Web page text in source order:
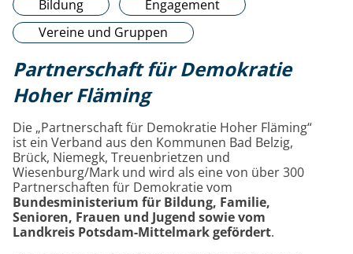
Bildung
Engagement
Vereine und Gruppen
Partnerschaft für Demokratie
Hoher Fläming
Die „Partnerschaft für Demokratie Hoher Fläming“
ist ein Verband aus den Kommunen Bad Belzig,
Brück, Niemegk, Treuenbrietzen und
Wiesenburg/Mark und wird als eine von über 300
Partnerschaften für Demokratie vom
Bundesministerium für Bildung, Familie,
Senioren, Frauen und Jugend sowie vom
Landkreis Potsdam-Mittelmark gefördert.